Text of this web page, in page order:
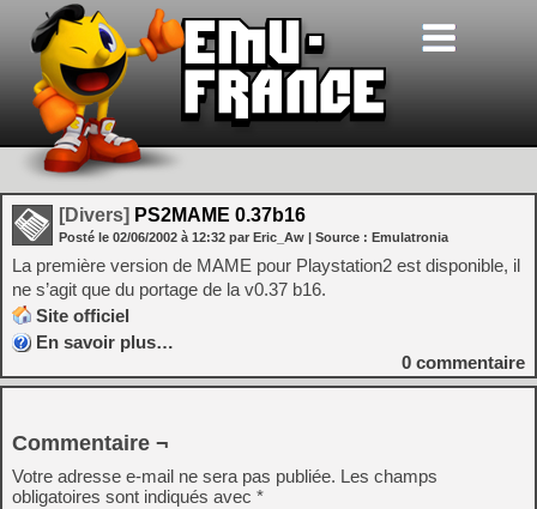
[Divers] PS2MAME 0.37b16
Posté le 02/06/2002 à 12:32 par Eric_Aw | Source : Emulatronia
La première version de MAME pour Playstation2 est disponible, il
ne s’agit que du portage de la v0.37 b16.
Site officiel
En savoir plus…
0 commentaire
Commentaire ¬
Votre adresse e-mail ne sera pas publiée. Les champs
obligatoires sont indiqués avec *